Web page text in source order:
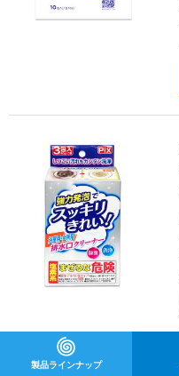
製品ラインナップ